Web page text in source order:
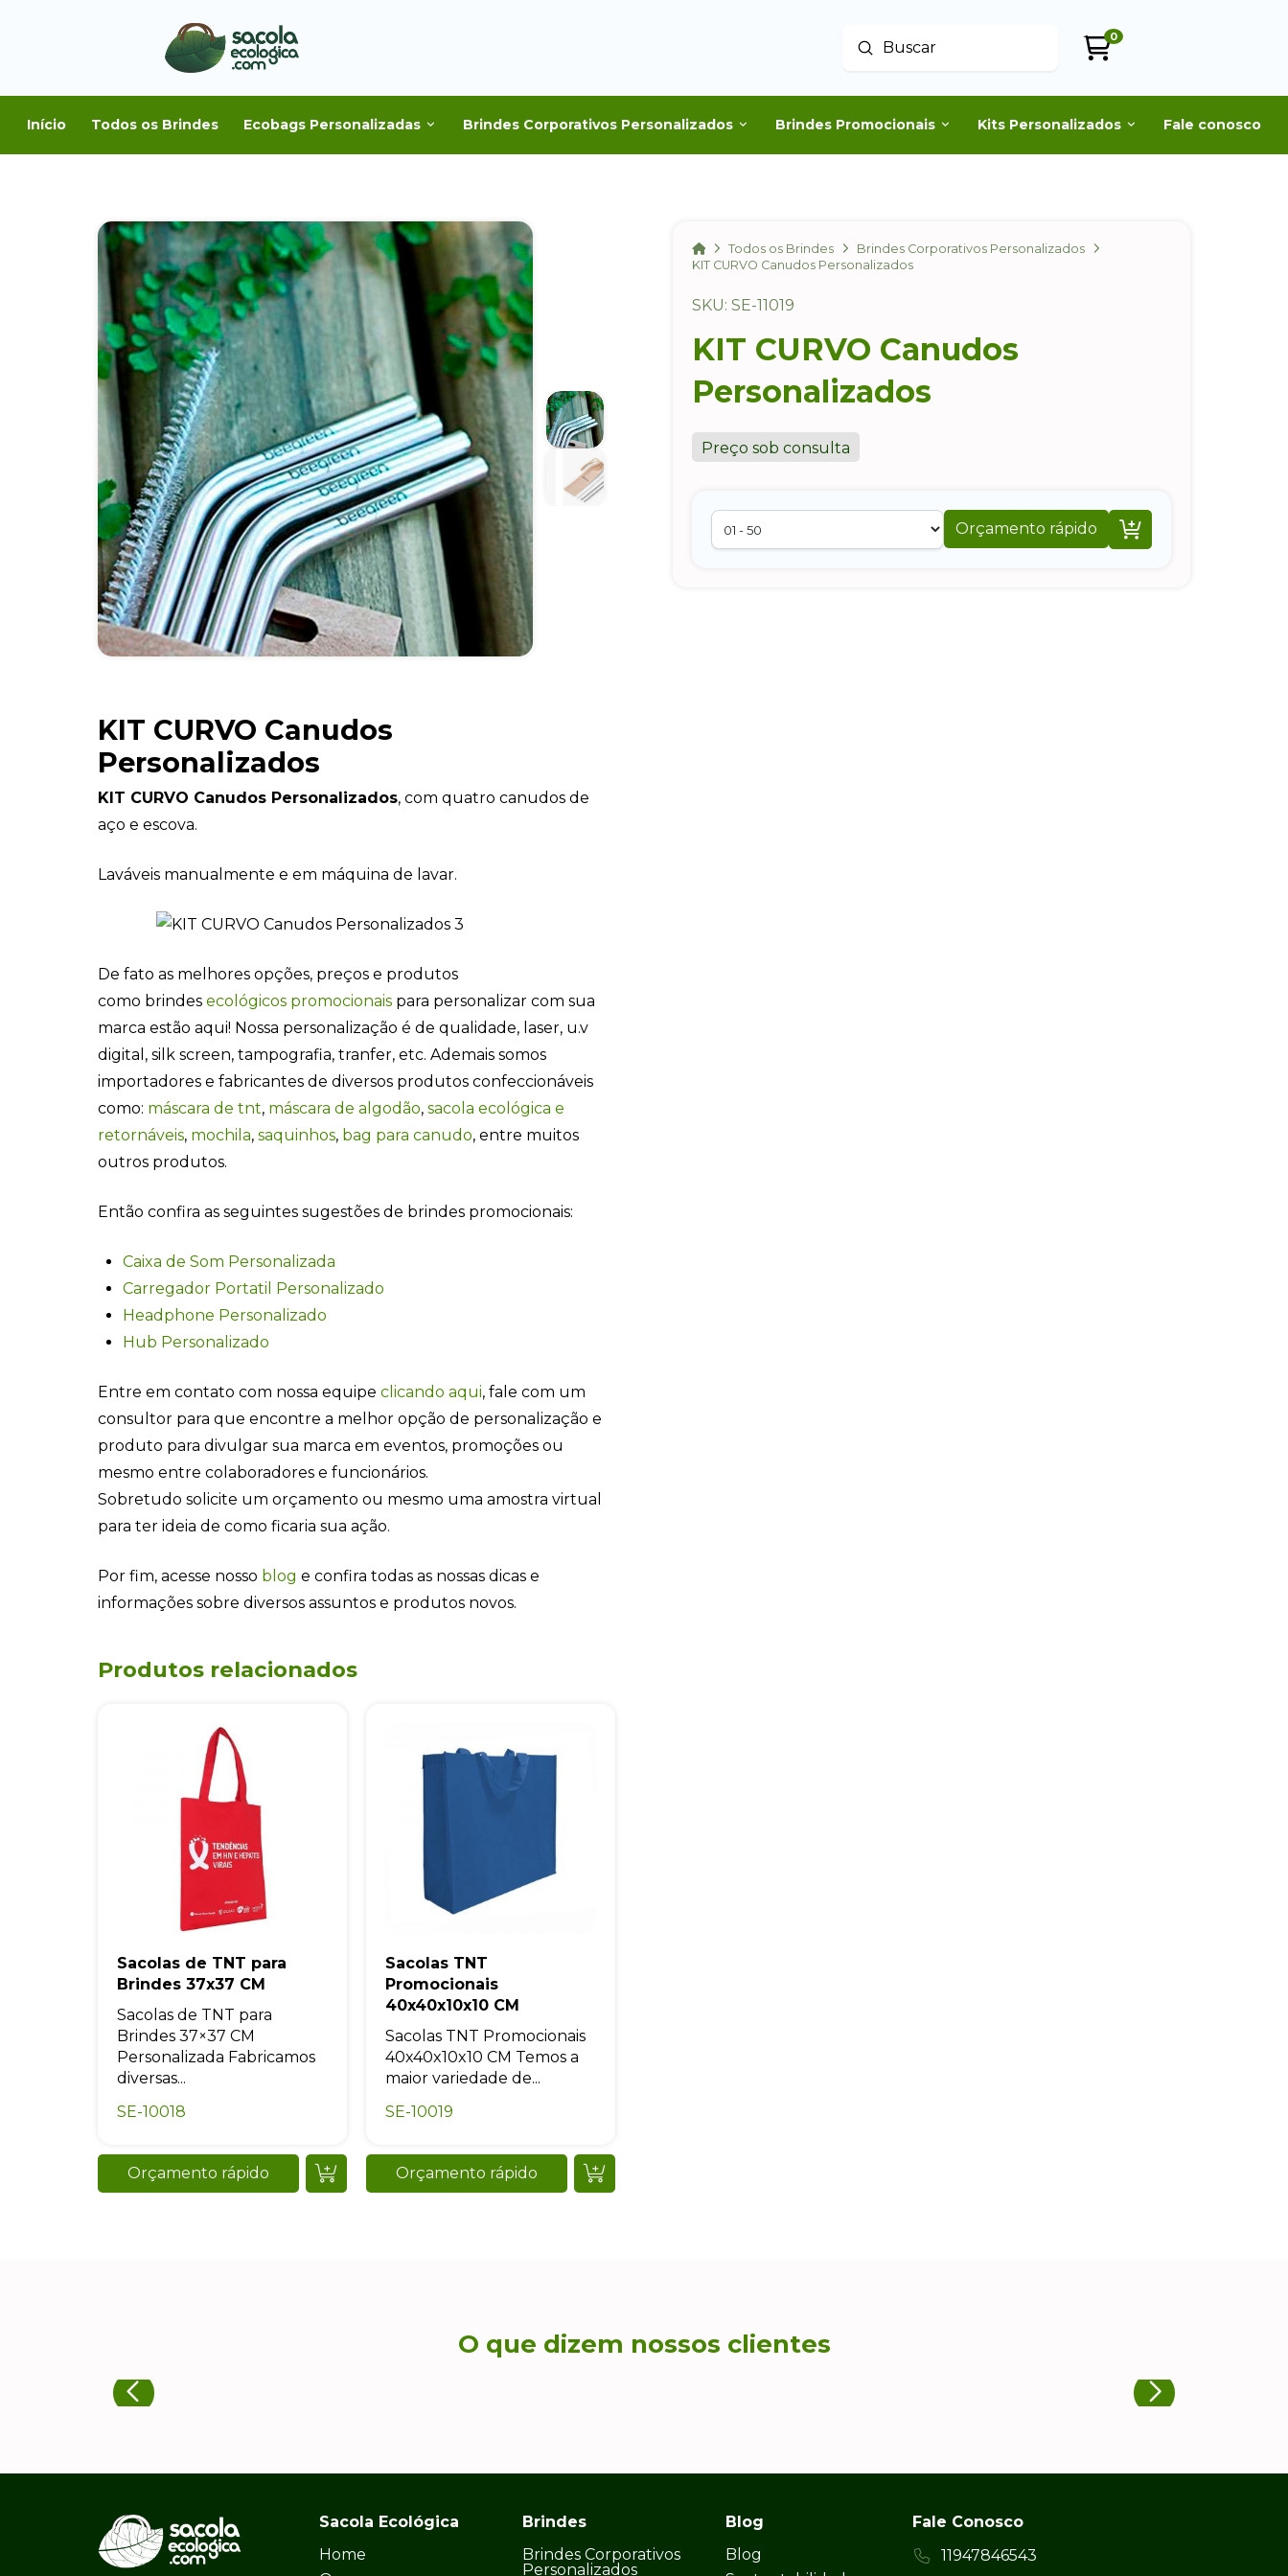
Buscar
Enviar
0
Início Todos os Brindes Ecobags Personalizadas Brindes Corporativos Personalizados Brindes Promocionais Kits Personalizados Fale conosco
HomeTodos os Brindes
Brindes Corporativos Personalizados
KIT CURVO Canudos Personalizados
SKU: SE-11019
KIT CURVO Canudos
Personalizados
Preço sob consulta
Orçamento rápido 
KIT CURVO Canudos
Personalizados
KIT CURVO Canudos Personalizados, com quatro canudos de
aço e escova.
Laváveis manualmente e em máquina de lavar.
De fato as melhores opções, preços e produtos
como brindes ecológicos promocionais para personalizar com sua
marca estão aqui! Nossa personalização é de qualidade, laser, u.v
digital, silk screen, tampografia, tranfer, etc. Ademais somos
importadores e fabricantes de diversos produtos confeccionáveis
como: máscara de tnt, máscara de algodão, sacola ecológica e
retornáveis, mochila, saquinhos, bag para canudo, entre muitos
outros produtos.
Então confira as seguintes sugestões de brindes promocionais:
Caixa de Som Personalizada
Carregador Portatil Personalizado
Headphone Personalizado
Hub Personalizado
Entre em contato com nossa equipe clicando aqui, fale com um
consultor para que encontre a melhor opção de personalização e
produto para divulgar sua marca em eventos, promoções ou
mesmo entre colaboradores e funcionários.
Sobretudo solicite um orçamento ou mesmo uma amostra virtual
para ter ideia de como ficaria sua ação.
Por fim, acesse nosso blog e confira todas as nossas dicas e
informações sobre diversos assuntos e produtos novos.
Produtos relacionados
Sacolas de TNT para
Brindes 37x37 CM
Sacolas de TNT para
Brindes 37×37 CM
Personalizada Fabricamos
diversas...
SE-10018
Orçamento rápido
Sacolas TNT
Promocionais
40x40x10x10 CM
Sacolas TNT Promocionais
40x40x10x10 CM Temos a
maior variedade de...
SE-10019
Orçamento rápido
O que dizem nossos clientes
Sacola Ecológica
Home
Brindes
Brindes Corporativos
Personalizados
Blog
Blog
Fale Conosco
11947846543
+55
A nossa empresa está comprometida a proteger e respeitar sua
privacidade, utilizaremos seus dados apenas para fins de